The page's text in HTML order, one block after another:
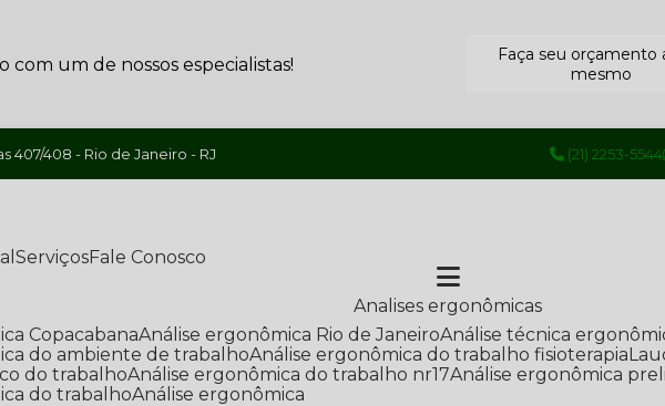
um de nossos especialistas!
Faça seu orçamento
mesmo
407/408 - Rio de Janeiro - RJ (21) 2253-5544
Serviços Fale Conosco
Analises ergonômicas
Copacabana Análise ergonômica Rio de Janeiro Análise técnica
do ambiente de trabalho Análise ergonômica do trabalho fisioterapia
do trabalho Análise ergonômica do trabalho nr17 Análise ergonômica
do trabalho Análise ergonômica